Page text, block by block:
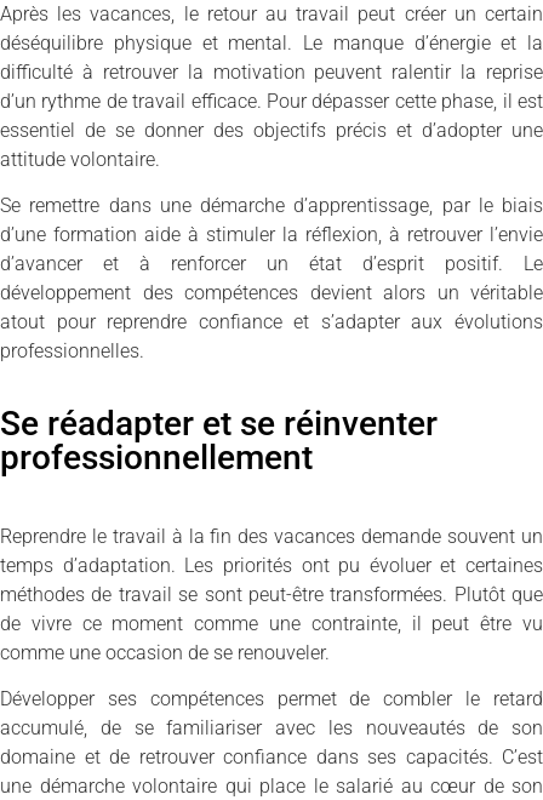
Après les vacances, le retour au travail peut créer un certain
déséquilibre physique et mental. Le manque d’énergie et la
difficulté à retrouver la motivation peuvent ralentir la reprise
d’un rythme de travail efficace. Pour dépasser cette phase, il est
essentiel de se donner des objectifs précis et d’adopter une
attitude volontaire.
Se remettre dans une démarche d’apprentissage, par le biais
d’une formation aide à stimuler la réflexion, à retrouver l’envie
d’avancer et à renforcer un état d’esprit positif. Le
développement des compétences devient alors un véritable
atout pour reprendre confiance et s’adapter aux évolutions
professionnelles.
Se réadapter et se réinventer
professionnellement
Reprendre le travail à la fin des vacances demande souvent un
temps d’adaptation. Les priorités ont pu évoluer et certaines
méthodes de travail se sont peut-être transformées. Plutôt que
de vivre ce moment comme une contrainte, il peut être vu
comme une occasion de se renouveler.
Développer ses compétences permet de combler le retard
accumulé, de se familiariser avec les nouveautés de son
domaine et de retrouver confiance dans ses capacités. C’est
une démarche volontaire qui place le salarié au cœur de son